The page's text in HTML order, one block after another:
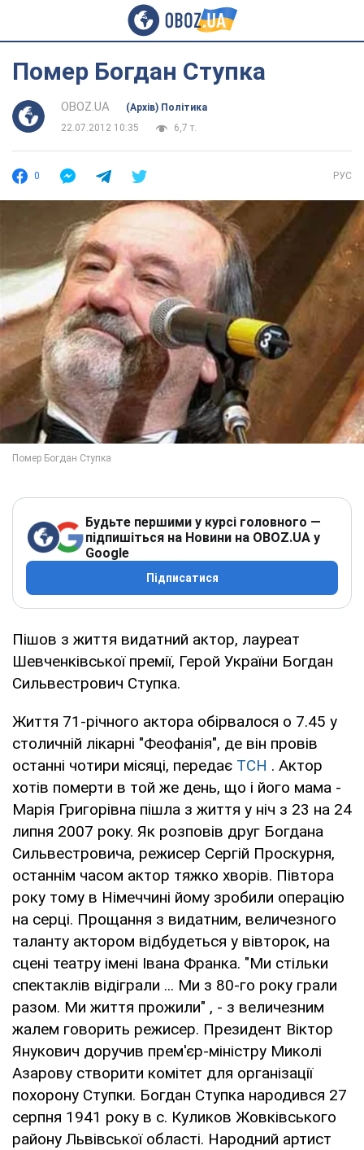
Помер Богдан Ступка
OBOZ.UA
(Архів) Політика
22.07.2012 10:35
6,7 т.
0 РУС
Будьте першими у курсі головного —
підпишіться на Новини на OBOZ.UA у
Google
Підписатися
Пішов з життя видатний актор, лауреат
Шевченківської премії, Герой України Богдан
Сильвестрович Ступка.
Життя 71-річного актора обірвалося о 7.45 у
столичній лікарні "Феофанія", де він провів
останні чотири місяці, передає ТСН . Актор
хотів померти в той же день, що і його мама -
Марія Григорівна пішла з життя у ніч з 23 на 24
липня 2007 року. Як розповів друг Богдана
Сильвестровича, режисер Сергій Проскурня,
останнім часом актор тяжко хворів. Півтора
року тому в Німеччині йому зробили операцію
на серці. Прощання з видатним, величезного
таланту актором відбудеться у вівторок, на
сцені театру імені Івана Франка. "Ми стільки
спектаклів відіграли ... Ми з 80-го року грали
разом. Ми життя прожили" , - з величезним
жалем говорить режисер. Президент Віктор
Янукович доручив прем'єр-міністру Миколі
Азарову створити комітет для організації
похорону Ступки. Богдан Ступка народився 27
серпня 1941 року в с. Куликов Жовківського
району Львівської області. Народний артист